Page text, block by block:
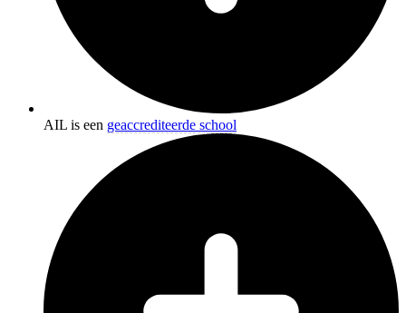
AIL is een geaccrediteerde school